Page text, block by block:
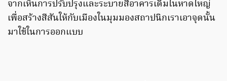
จากเห็นการปรับปรุงและระบายสีอาคารเดิมในหาดใหญ่
เพื่อสร้างสีสันให้กับเมืองในมุมมองสถาปนิกเราเอาจุดนั้น
มาใช้ในการออกแบบ